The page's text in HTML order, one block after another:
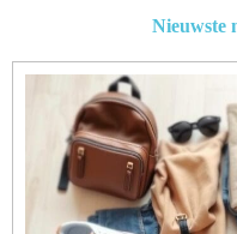
Nieuwste